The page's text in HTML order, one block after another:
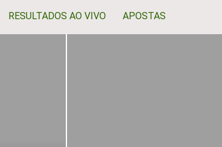
RESULTADOS AO VIVO APOSTAS